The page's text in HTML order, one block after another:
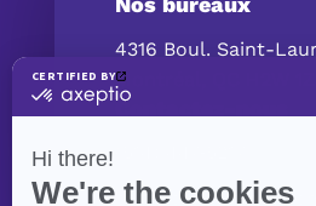
4316 Boul. Saint-
Montréal, QC H2W
Contactez-nous
contact@exolnet.com